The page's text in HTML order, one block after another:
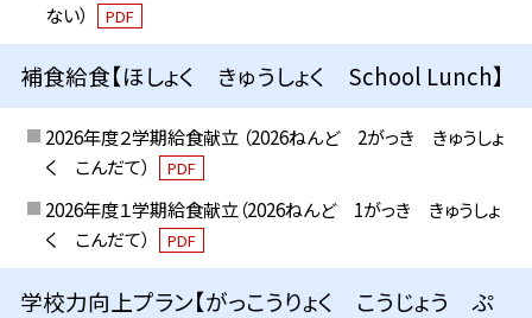
ない）
PDF
補食給食【ほしょく きゅうしょく School Lunch】
2026年度２学期給食献立 （2026ねんど 2がっき きゅうしょ
く こんだて）
PDF
2026年度１学期給食献立（2026ねんど 1がっき きゅうしょ
く こんだて）
PDF
学校力向上プラン【がっこうりょく こうじょう ぷ